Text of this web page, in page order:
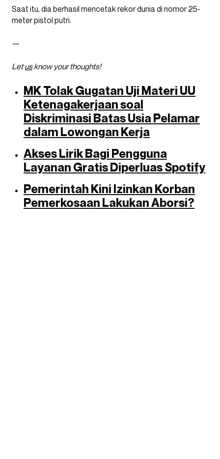
Saat itu, dia berhasil mencetak rekor dunia di nomor 25-
meter pistol putri.
—
Letusknow your thoughts!
MK Tolak Gugatan Uji Materi UU
Ketenagakerjaan soal
Diskriminasi Batas Usia Pelamar
dalam Lowongan Kerja
Akses Lirik Bagi Pengguna
Layanan Gratis Diperluas Spotify
Pemerintah Kini Izinkan Korban
Pemerkosaan Lakukan Aborsi?